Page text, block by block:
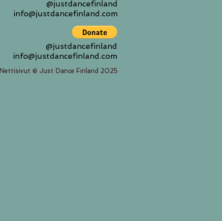
@justdancefinland
info@justdancefinland.com
@justdancefinland
info@justdancefinland.com
Nettisivut © Just Dance Finland 2025